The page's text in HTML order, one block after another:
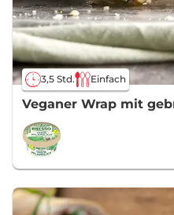
3,5 Std. Einfach
Veganer Wrap mit